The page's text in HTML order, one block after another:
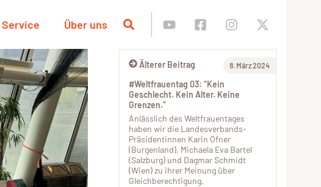
Service Über uns
Älterer Beitrag 8. März 2024
#Weltfrauentag 03: “Kein
Geschlecht. Kein Alter. Keine
Grenzen.”
Anlässlich des Weltfrauentages
haben wir die Landesverbands-
Präsidentinnen Karin Ofner
(Burgenland), Michaela Eva Bartel
(Salzburg) und Dagmar Schmidt
(Wien) zu ihrer Meinung über
Gleichberechtigung,